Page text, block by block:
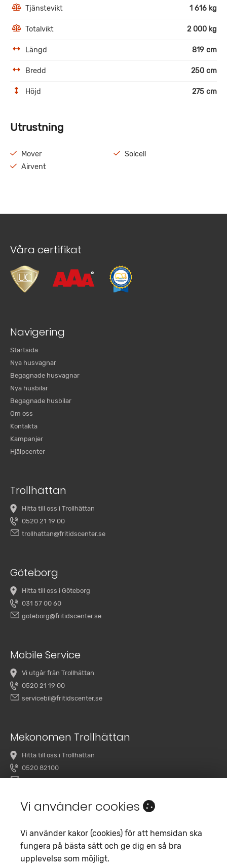
Tjänstevikt 1 616 kg
Totalvikt 2 000 kg
Längd 819 cm
Bredd 250 cm
Höjd 275 cm
Utrustning
Mover
Solcell
Airvent
Våra certifikat
Navigering
Startsida
Nya husvagnar
Begagnade husvagnar
Nya husbilar
Begagnade husbilar
Om oss
Kontakta
Kampanjer
Hjälpcenter
Trollhättan
Hitta till oss i Trollhättan
0520 21 19 00
trollhattan@fritidscenter.se
Göteborg
Hitta till oss i Göteborg
031 57 00 60
goteborg@fritidscenter.se
Mobile Service
Vi utgår från Trollhättan
0520 21 19 00
servicebil@fritidscenter.se
Mekonomen Trollhättan
Hitta till oss i Trollhättan
0520 82100
overby@mekonomenbilverkstad.se
Copyright 2020 Fritidscenter
Vi använder cookies
Vi använder kakor (cookies) för att hemsidan ska
fungera på bästa sätt och ge dig en så bra
upplevelse som möjligt.